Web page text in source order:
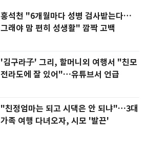
홍석천 "6개월마다 성병 검사받는다…
그래야 맘 편히 성생활" 깜짝 고백
'김구라子' 그리, 할머니외 여행서 "친모
전라도에 잘 있어"…유튜브서 언급
"친정엄마는 되고 시댁은 안 되냐"…3대
가족 여행 다녀오자, 시모 '발끈'